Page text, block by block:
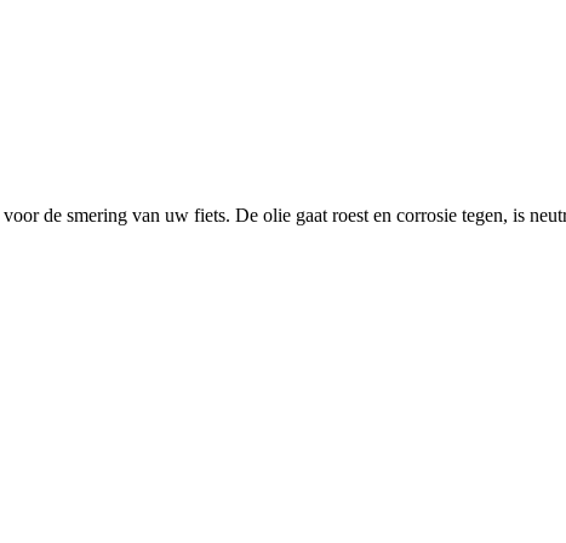
de smering van uw fiets. De olie gaat roest en corrosie tegen, is